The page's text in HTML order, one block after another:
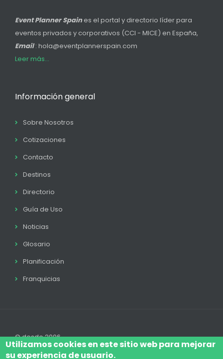
Event Planner Spain es el portal y directorio líder para
eventos privados y corporativos (CCI - MICE) en España,
Email: hola@eventplannerspain.com
Leer más...
Información general
Sobre Nosotros
Cotizaciones
Contacto
Destinos
Directorio
Guía de Uso
Noticias
Glosario
Planificación
Franquicias
© desde 2006
Utilizamos cookies en este sitio web para mejorar
su experiencia de usuario.